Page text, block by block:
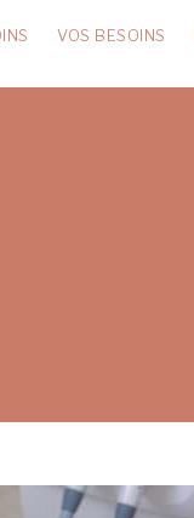
VOS BESOINS